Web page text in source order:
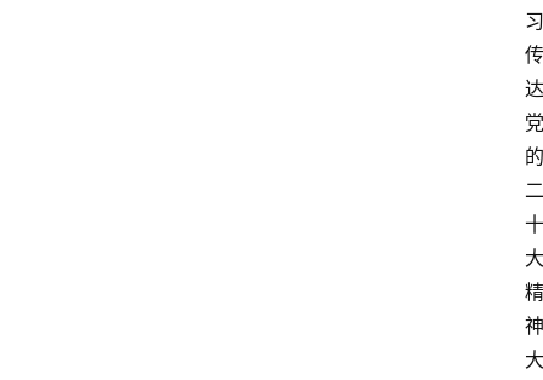
习
传
达
党
的
二
十
大
精
神
大